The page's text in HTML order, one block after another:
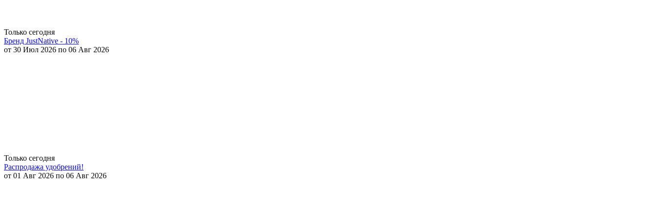
Только сегодня
Бренд JustNative - 10%
от 30 Июл 2026 по 06 Авг 2026
Только сегодня
Распродажа удобрений!
от 01 Авг 2026 по 06 Авг 2026